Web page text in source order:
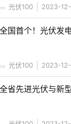
光伏100 2023-
全国首个！光伏发
光伏100 2023-
全省先进光伏与新